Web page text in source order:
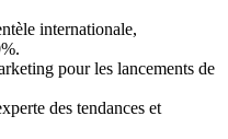
internationale,
pour les lancements de
des tendances et